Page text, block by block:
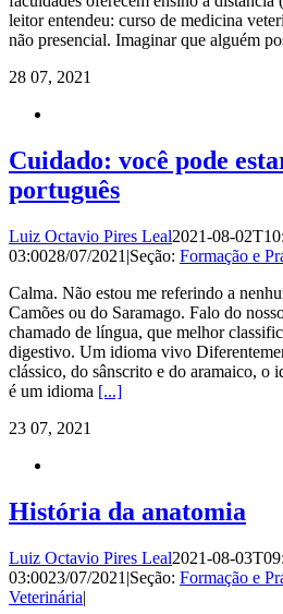
leitor entendeu: curso de medicina
não presencial. Imaginar que alguém
28 07, 2021
Cuidado: você pode
português
Luiz Octavio Pires Leal2021-08-
03:0028/07/2021 |Seção: Formação e
Calma. Não estou me referindo a
Camões ou do Saramago. Falo do
chamado de língua, que melhor
digestivo. Um idioma vivo
clássico, do sânscrito e do aramaico, o
é um idioma [...]
23 07, 2021
História da anatomia
Luiz Octavio Pires Leal2021-08-
03:0023/07/2021 |Seção: Formação e
Veterinária|